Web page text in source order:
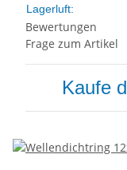
Lagerluft:
Bewertungen
Frage zum Artikel
Kaufe